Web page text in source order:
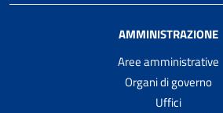
AMMINISTRAZIONE
Aree amministrative
Organi di governo
Uffici